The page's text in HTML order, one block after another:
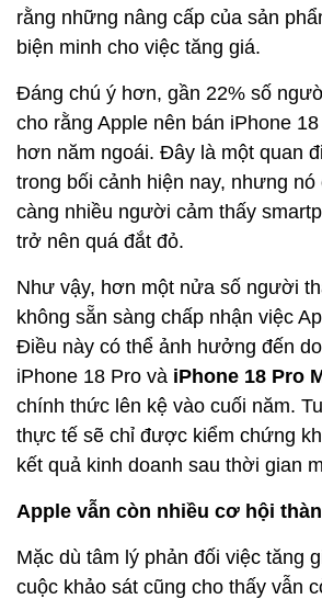
rằng những nâng cấp của sản
biện minh cho việc tăng giá.
Đáng chú ý hơn, gần 22% số
cho rằng Apple nên bán iPhone
hơn năm ngoái. Đây là một quan
trong bối cảnh hiện nay, nhưng nó
càng nhiều người cảm thấy
trở nên quá đắt đỏ.
Như vậy, hơn một nửa số người
không sẵn sàng chấp nhận việc
Điều này có thể ảnh hưởng đến
iPhone 18 Pro và iPhone 18 Pro
chính thức lên kệ vào cuối năm.
thực tế sẽ chỉ được kiểm chứng
kết quả kinh doanh sau thời gian
Apple vẫn còn nhiều cơ hội
Mặc dù tâm lý phản đối việc tăng
cuộc khảo sát cũng cho thấy vẫn